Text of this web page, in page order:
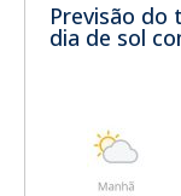
Previsão do
dia de sol